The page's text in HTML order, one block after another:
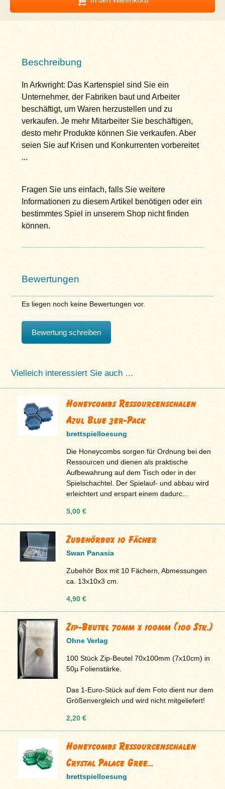
Beschreibung
In Arkwright: Das Kartenspiel sind Sie ein
Unternehmer, der Fabriken baut und Arbeiter
beschäftigt, um Waren herzustellen und zu
verkaufen. Je mehr Mitarbeiter Sie beschäftigen,
desto mehr Produkte können Sie verkaufen. Aber
seien Sie auf Krisen und Konkurrenten vorbereitet
...
Fragen Sie uns einfach, falls Sie weitere
Informationen zu diesem Artikel benötigen oder ein
bestimmtes Spiel in unserem Shop nicht finden
können.
Bewertungen
Es liegen noch keine Bewertungen vor.
Bewertung schreiben
Vielleich interessiert Sie auch …
Honeycombs Ressourcenschalen
Azul Blue 3er-Pack
brettspielloesung
Die Honeycombs sorgen für Ordnung bei den
Ressourcen und dienen als praktische
Aufbewahrung auf dem Tisch oder in der
Spielschachtel. Der Spielauf- und abbau wird
erleichtert und erspart einem dadurc...
5,00 €
Zubehörbox 10 Fächer
Swan Panasia
Zubehör Box mit 10 Fächern, Abmessungen
ca. 13x10x3 cm.
4,90 €
Zip-Beutel 70mm x 100mm (100 Stk.)
Ohne Verlag
100 Stück Zip-Beutel 70x100mm (7x10cm) in
50µ Folienstärke.
Das 1-Euro-Stück auf dem Foto dient nur dem
Größenvergleich und wird nicht mitgeliefert!
2,20 €
Honeycombs Ressourcenschalen
Crystal Palace Gree...
brettspielloesung